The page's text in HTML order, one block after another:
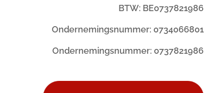
BTW: BE0737821986
Ondernemingsnummer: 0734066801
Ondernemingsnummer: 0737821986